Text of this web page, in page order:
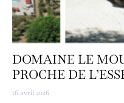
DOMAINE LE
PROCHE DE
16 avril 2026